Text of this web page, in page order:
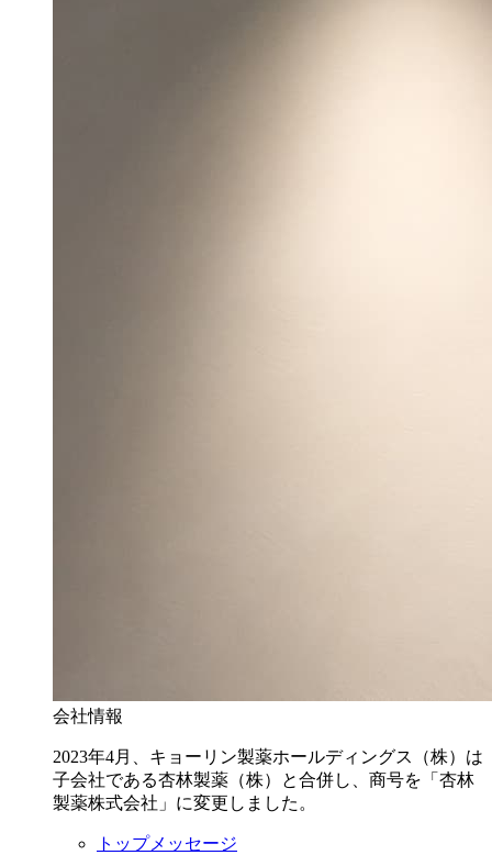
会社情報
2023年4月、キョーリン製薬ホールディングス（株）は
子会社である杏林製薬（株）と合併し、商号を「杏林
製薬株式会社」に変更しました。
トップメッセージ